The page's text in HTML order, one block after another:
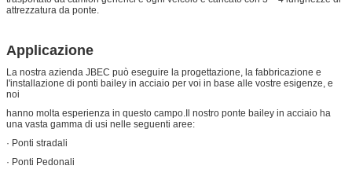
attrezzatura da ponte.
Applicazione
La nostra azienda JBEC può eseguire la progettazione, la fabbricazione e
l'installazione di ponti bailey in acciaio per voi in base alle vostre esigenze, e
noi
hanno molta esperienza in questo campo.Il nostro ponte bailey in acciaio ha
una vasta gamma di usi nelle seguenti aree:
· Ponti stradali
· Ponti Pedonali